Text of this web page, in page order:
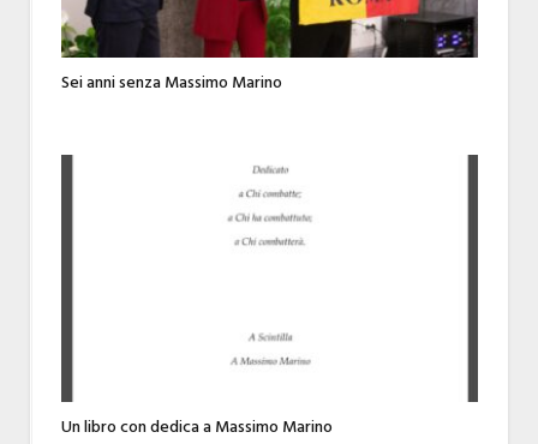
Sei anni senza Massimo Marino
Un libro con dedica a Massimo Marino